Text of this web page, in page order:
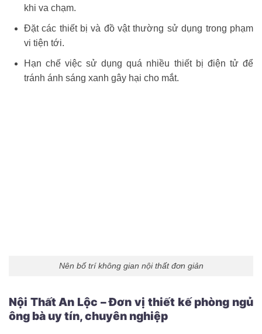
khi va chạm.
Đặt các thiết bị và đồ vật thường sử dụng trong phạm
vi tiện tới.
Hạn chế việc sử dụng quá nhiều thiết bị điện tử để
tránh ánh sáng xanh gây hại cho mắt.
Nên bố trí không gian nội thất đơn giản
Nội Thất An Lộc – Đơn vị thiết kế phòng ngủ
ông bà uy tín, chuyên nghiệp